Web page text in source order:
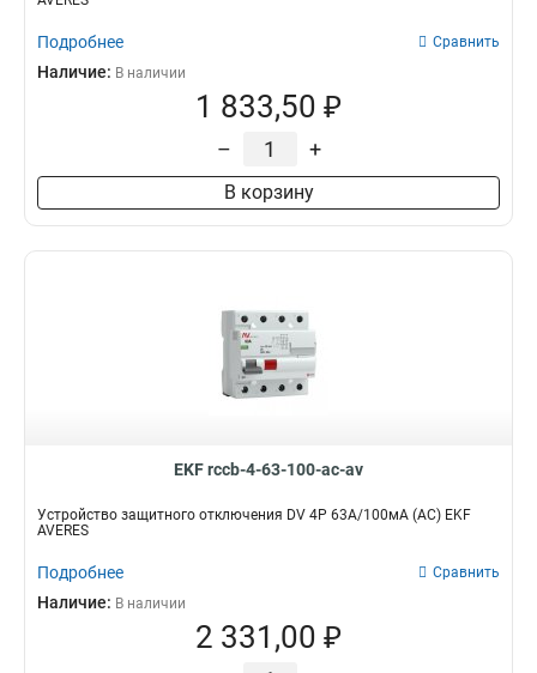
Подробнее Сравнить
Наличие: В наличии
1 833,50 ₽
– +
В корзину
EKF rccb-4-63-100-ac-av
Устройство защитного отключения DV 4P 63А/100мА (AC) EKF
AVERES
Подробнее Сравнить
Наличие: В наличии
2 331,00 ₽